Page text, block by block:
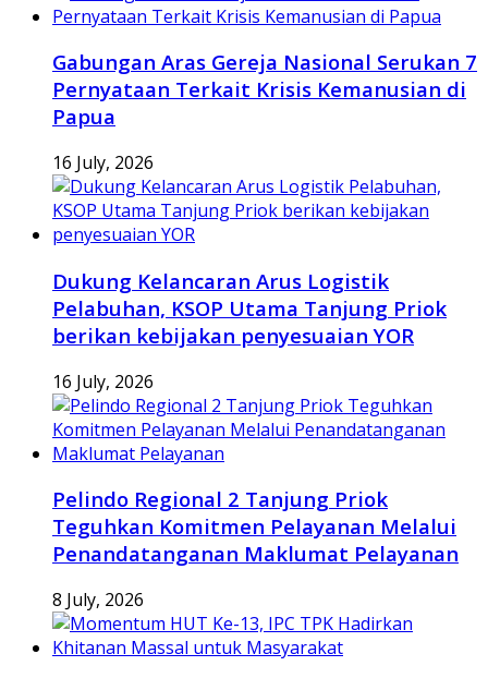
Gabungan Aras Gereja Nasional Serukan 7
Pernyataan Terkait Krisis Kemanusian di
Papua
16 July, 2026
Dukung Kelancaran Arus Logistik
Pelabuhan, KSOP Utama Tanjung Priok
berikan kebijakan penyesuaian YOR
16 July, 2026
Pelindo Regional 2 Tanjung Priok
Teguhkan Komitmen Pelayanan Melalui
Penandatanganan Maklumat Pelayanan
8 July, 2026